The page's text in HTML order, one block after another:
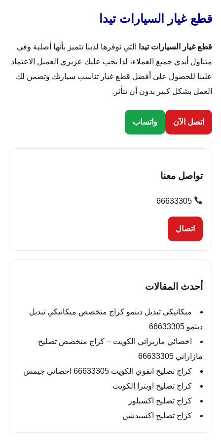
قطع غيار السيارات تيدا
قطع غيار السيارات تيدا
التي نوفرها لدينا تتميز بأنها أصلية وفي
متناول أيدي جميع العملاء، لذا يجب عليك عزيزي العميل الاعتماد
علينا للحصول على أفضل قطع غيار تناسب سيارتك وتضمن لك
العمل بشكل كبير بدون أن تتأثر.
اتصل الآن واتساب
تواصل معنا
66633305
اتصال
أحدث المقالات
ميكانيكي تبديل دينمو كراج متخصص ميكانيكي تبديل
دينمو 66633305
اخصائي مازيراتي الكويت – كراج متخصص تصليح
مازاراتي 66633305
كراج تصليح انفوي الكويت 66633305 اخصائي جيمس
كراج تصليح اوبترا الكويت
كراج تصليح اكسبلور
كراج تصليح اكسبدشن